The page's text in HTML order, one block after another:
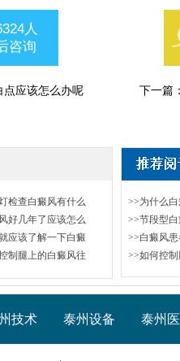
人
咨询
点应该怎么办呢 下一篇
检查白癜风有什么
好几年了应该怎么
应该了解一下白癜
制腿上的白癜风往
>>为什么
>>节段型
>>白癜风
>>如何控
技术 泰州设备 泰州